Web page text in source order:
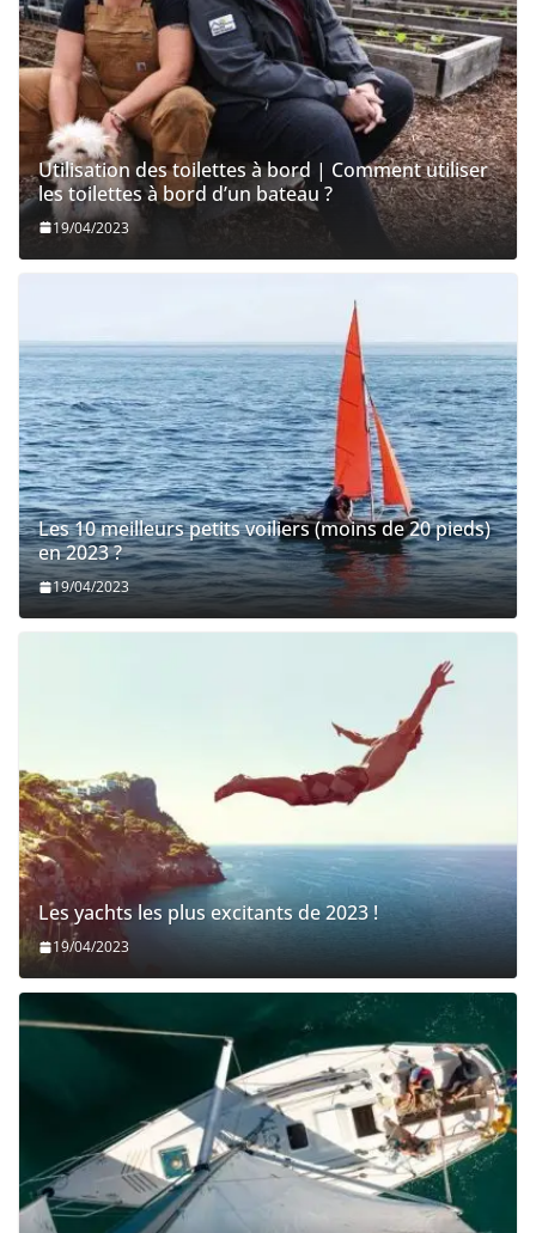
Utilisation des toilettes à bord | Comment utiliser
les toilettes à bord d’un bateau ?
19/04/2023
Les 10 meilleurs petits voiliers (moins de 20 pieds)
en 2023 ?
19/04/2023
Les yachts les plus excitants de 2023 !
19/04/2023